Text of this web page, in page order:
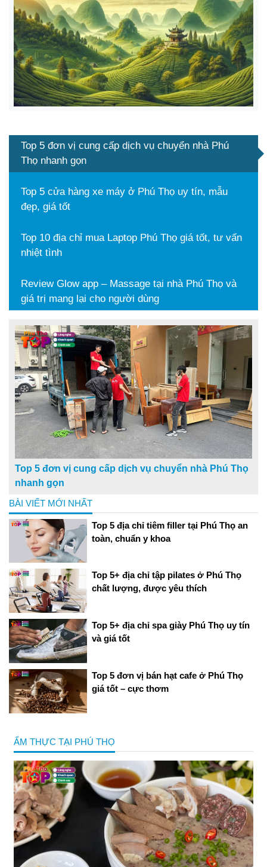
Top 5 đơn vị cung cấp dịch vụ chuyển nhà Phú
Thọ nhanh gọn
Top 5 cửa hàng xe máy ở Phú Thọ uy tín, mẫu
đẹp, giá tốt
Top 10 địa chỉ mua Laptop Phú Thọ giá tốt, tư vấn
nhiệt tình
Review Glow app – Massage tại nhà Phú Thọ và
giá trị mang lại cho người dùng
Top 5 đơn vị cung cấp dịch vụ chuyển nhà Phú Thọ
nhanh gọn
BÀI VIẾT MỚI NHẤT
Top 5 địa chỉ tiêm filler tại Phú Thọ an
toàn, chuẩn y khoa
Top 5+ địa chỉ tập pilates ở Phú Thọ
chất lượng, được yêu thích
Top 5+ địa chỉ spa giày Phú Thọ uy tín
và giá tốt
Top 5 đơn vị bán hạt cafe ở Phú Thọ
giá tốt – cực thơm
ẨM THỰC TẠI PHÚ THỌ